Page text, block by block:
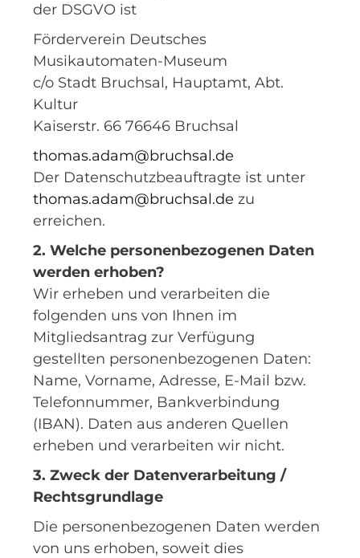
der DSGVO ist
Förderverein Deutsches
Musikautomaten-Museum
c/o Stadt Bruchsal, Hauptamt, Abt.
Kultur
Kaiserstr. 66 76646 Bruchsal
thomas.adam@bruchsal.de
Der Datenschutzbeauftragte ist unter
thomas.adam@bruchsal.de zu
erreichen.
2. Welche personenbezogenen Daten
werden erhoben?
Wir erheben und verarbeiten die
folgenden uns von Ihnen im
Mitgliedsantrag zur Verfügung
gestellten personenbezogenen Daten:
Name, Vorname, Adresse, E-Mail bzw.
Telefonnummer, Bankverbindung
(IBAN). Daten aus anderen Quellen
erheben und verarbeiten wir nicht.
3. Zweck der Datenverarbeitung /
Rechtsgrundlage
Die personenbezogenen Daten werden
von uns erhoben, soweit dies